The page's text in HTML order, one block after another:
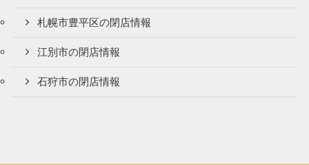
札幌市豊平区の閉店情報
江別市の閉店情報
石狩市の閉店情報